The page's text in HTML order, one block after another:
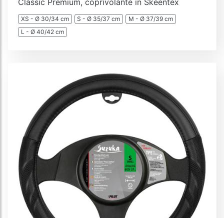
XS - Ø 30/34 cm S - Ø 35/37 cm
M - Ø 37/39 cm
L - Ø 40/42 cm